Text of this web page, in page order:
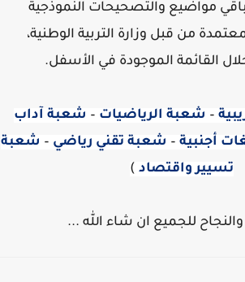
مواضيع والتصحيحات النموذجية
من قبل وزارة التربية الوطنية،
الموجودة في الأسفل.
–شعبة الرياضيات–شعبة آداب
أجنبية–شعبة تقني رياضي–شعبة
تسيير واقتصاد)
للجميع ان شاء الله ...